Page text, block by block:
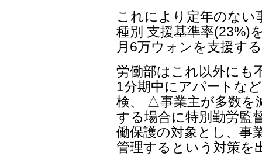
これにより定年のない
種別 支援基準率(23%)
月6万ウォンを支援す
労働部はこれ以外に
1分期中にアパートな
検、 △事業主が多数を
する場合に特別勤労監
働保護の対象とし、事
管理するという対策を